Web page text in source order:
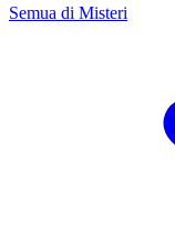
Semua di Misteri